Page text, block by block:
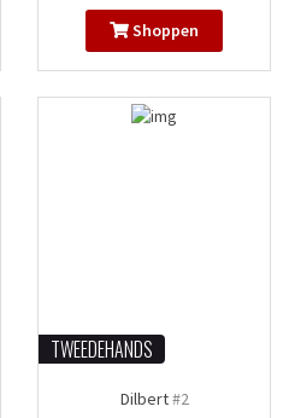
Shoppen
TWEEDEHANDS
Dilbert#2